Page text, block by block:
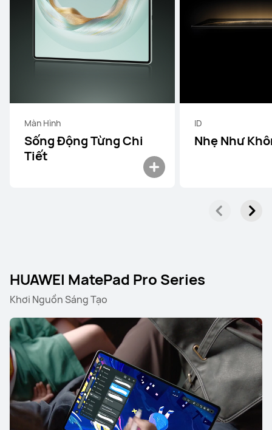
Màn Hình
Sống Động Từng Chi
Tiết
ID
Nhẹ Như
HUAWEI MatePad Pro Series
Khơi Nguồn Sáng Tạo